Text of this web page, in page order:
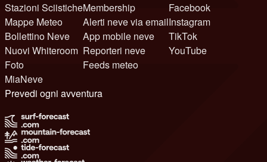
Stazioni Sciistiche
Mappe Meteo
Bollettino Neve
Nuovi Whiteroom
Foto
MiaNeve
Membership
Alerti neve via email
App mobile neve
Reporteri neve
Feeds meteo
Facebook
Instagram
TikTok
YouTube
Prevedi ogni avventura